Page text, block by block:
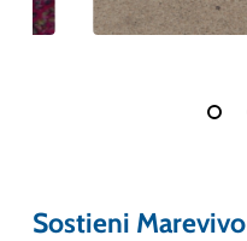
Sostieni Marevivo